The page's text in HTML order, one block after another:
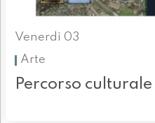
Venerdì 03
Arte
Percorso